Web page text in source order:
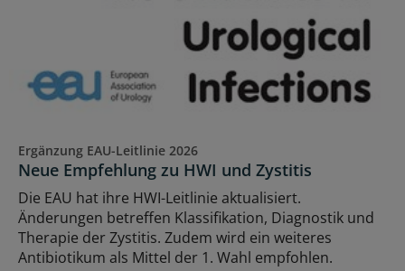
Ergänzung EAU-Leitlinie 2026
Neue Empfehlung zu HWI und Zystitis
Die EAU hat ihre HWI-Leitlinie aktualisiert.
Änderungen betreffen Klassifikation, Diagnostik und
Therapie der Zystitis. Zudem wird ein weiteres
Antibiotikum als Mittel der 1. Wahl empfohlen.